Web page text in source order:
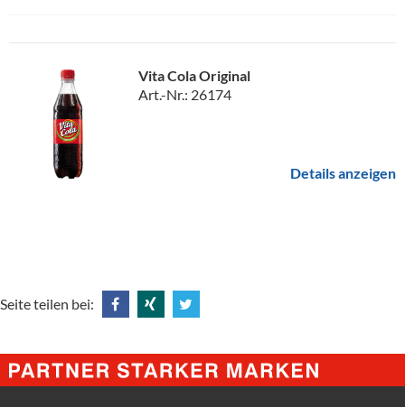
Vita Cola Original
Art.-Nr.: 26174
Details anzeigen
Seite teilen bei:
@
Facebook
@
Xing
@
Twitter